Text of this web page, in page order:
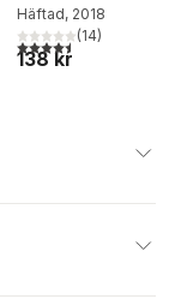
Häftad, 2018
4,5utav 5 stjärnor.
(14)
138 kr